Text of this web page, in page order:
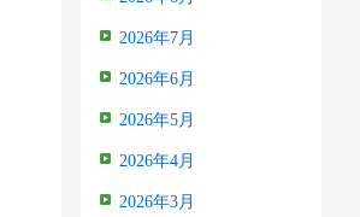
2026年7月
2026年6月
2026年5月
2026年4月
2026年3月